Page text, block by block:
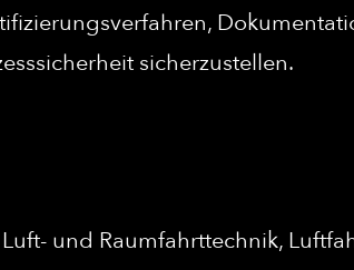
sicherzustellen.
und Raumfahrttechnik,